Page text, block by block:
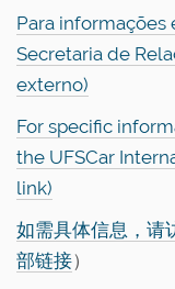
Para informações
Secretaria de
externo)
For specific
the UFSCar
link)
如需具体信息，请
部链接）